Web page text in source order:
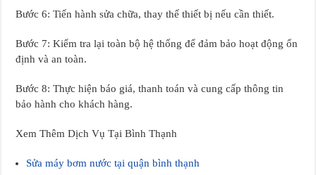
Bước 6: Tiến hành sửa chữa, thay thế thiết bị nếu cần thiết.
Bước 7: Kiểm tra lại toàn bộ hệ thống để đảm bảo hoạt động ổn
định và an toàn.
Bước 8: Thực hiện báo giá, thanh toán và cung cấp thông tin
bảo hành cho khách hàng.
Xem Thêm Dịch Vụ Tại Bình Thạnh
Sửa máy bơm nước tại quận bình thạnh